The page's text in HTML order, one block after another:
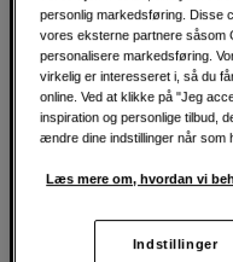
Ideel til mindre
8 x 10/100/1000 porte
Blæserløs, støjsvag
personlig markedsføring. Disse
vores eksterne partnere såsom
personalisere markedsføring.
virkelig er interesseret i, så du
online. Ved at klikke på "Jeg
inspiration og personlige tilbud,
ændre dine indstillinger når som
Læs mere om, hvordan vi
Indstillinger